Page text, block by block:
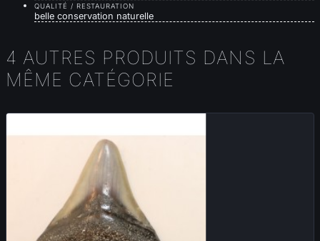
QUALITÉ / RESTAURATION
belle conservation naturelle
4 AUTRES PRODUITS DANS LA
MÊME CATÉGORIE